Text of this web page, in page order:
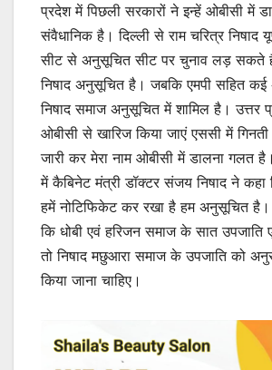
प्रदेश में पिछली सरकारों ने इन्हें ओबीसी में
संवैधानिक है। दिल्ली से राम चरित्र निषाद
सीट से अनुसूचित सीट पर चुनाव लड़ सकते हैं
निषाद अनुसूचित है। जबकि एमपी सहित कई
निषाद समाज अनुसूचित में शामिल है। उत्तर
ओबीसी से खारिज किया जाएं एससी में
जारी कर मेरा नाम ओबीसी में डालना गलत
में कैबिनेट मंत्री डॉक्टर संजय निषाद ने कहा
हमें नोटिफिकेट कर रखा है हम अनुसूचित
कि धोबी एवं हरिजन समाज के सात उपजाति
तो निषाद मछुआरा समाज के उपजाति को
किया जाना चाहिए।